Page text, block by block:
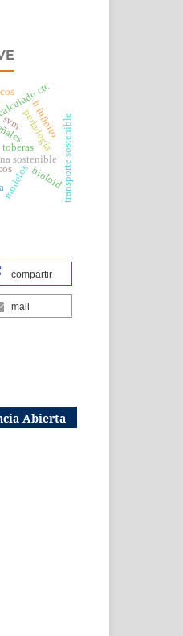
ctc
toberas
sostenible transporte sostenible
pedadogía
svm
modelos
h infinito
bioloid
compartir
mail
Abierta